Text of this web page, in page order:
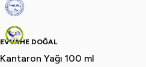
EVVAHE DOĞAL
Kantaron Yağı 100 ml